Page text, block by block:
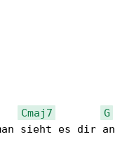
Cmaj7
G